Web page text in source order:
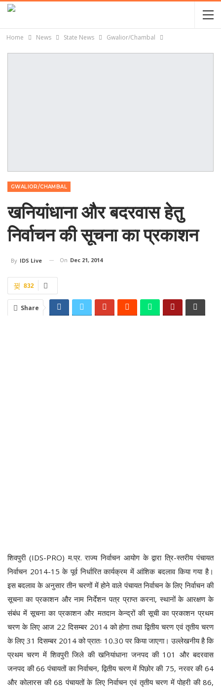
Home News State News Gwalior/Chambal
GWALIOR/CHAMBAL
खनियांधाना और बदरवास हेतु
निर्वाचन की सूचना का प्रकाशन
By IDS Live On Dec 21, 2014
832
Share
शिवपुरी (IDS-PRO) म.प्र. राज्य निर्वाचन आयोग के द्वारा त्रि-स्तरीय पंचायत
निर्वाचन 2014-15 के पूर्व निर्धारित कार्यक्रम में आंशिक बदलाव किया गया है।
इस बदलाव के अनुसार तीन चरणों में होने वाले पंचायत निर्वाचन के लिए निर्वाचन की
सूचना का प्रकाशन और नाम निर्देशन पत्र प्राप्त करना, स्थानों के आरक्षण के
संबंध में सूचना का प्रकाशन और मतदान केन्द्रों की सूची का प्रकाशन प्रथम
चरण के लिए आज 22 दिसम्बर 2014 को होगा तथा द्वितीय चरण एवं तृतीय चरण
के लिए 31 दिसम्बर 2014 को प्रातः 10.30 पर किया जाएगा। उल्लेखनीय है कि
प्रथम चरण में शिवपुरी जिले की खनियांधाना जनपद की 101 और बदरवास
जनपद की 66 पंचायतों का निर्वाचन, द्वितीय चरण में पिछोर की 75, नरवर की 64
और कोलारस की 68 पंचायतों के लिए निर्वाचन एवं तृतीय चरण में पोहरी की 86,